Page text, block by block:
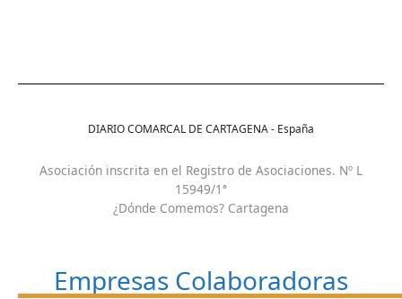
DIARIO COMARCAL DE CARTAGENA - España
Asociación inscrita en el Registro de Asociaciones. Nº L
15949/1ª
¿Dónde Comemos? Cartagena
Empresas Colaboradoras